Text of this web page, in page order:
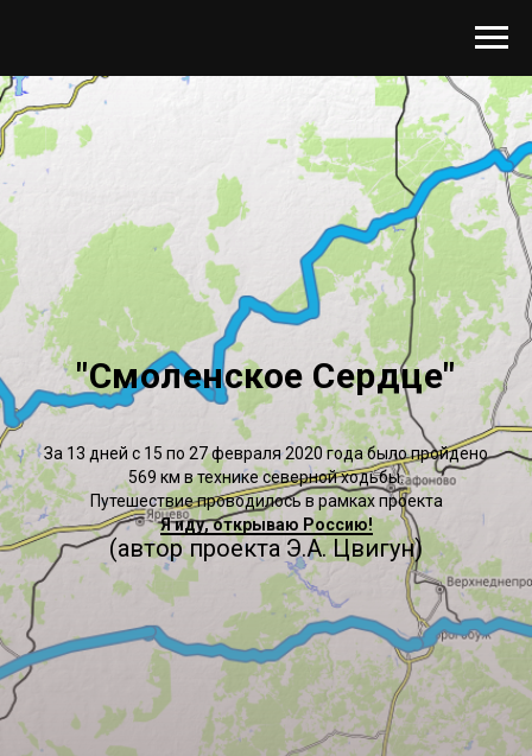
"Смоленское Сердце"
За 13 дней с 15 по 27 февраля 2020 года было пройдено
569 км в технике северной ходьбы.
Путешествие проводилось в рамках проекта
Я иду, открываю Россию!
(автор проекта Э.А. Цвигун)